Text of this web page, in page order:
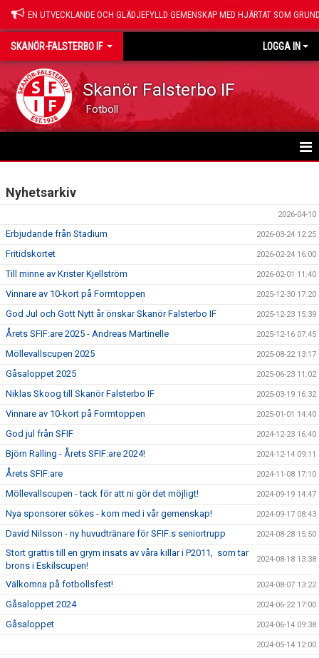
EN UTVECKLANDE OCH GLÄDJEFYLLD GEMENSKAP MED HJÄRTAT SOM
SKANÖR-FALSTERBO IF LOGGA IN
Skanör Falsterbo IF
Fotboll
OM SFIF
VÅRA SAMARBETSPARTNERS
SPONSRING
MÖLLEBLADET
SFIF PROFILER & MINNEN
BILDGALLERI
HITTA HIT
PROFILPRODUKTER
BLI STÖDMEDLEM
MEDLEMSERBJUDANDEN
TRÄNINGSTIPS
Nyhetsarkiv
2026-04-10
Erbjudande från Stadium 2026-03-24 12:25
Fritidskortet 2026-02-24 16:00
Till minne av Krister Kjellström 2026-02-01 11:40
Vinnare av 10-kort på Formtoppen 2025-12-30 17:20
God Jul och Gott Nytt år önskar Skanör Falsterbo IF 2025-12-23 15:39
Årets SFIF:are 2025 - Andreas Martinelle 2025-12-16 07:45
Möllevallscupen 2025 2025-08-22 13:17
Gåsaloppet 2025 2025-06-23 11:02
Niklas Skoog till Skanör Falsterbo IF 2025-03-19 16:32
Vinnare av 10-kort på Formtoppen 2025-01-01 14:40
God jul från SFIF 2024-12-23 16:40
Björn Ralling - Årets SFIF:are 2024! 2024-12-14 09:11
Årets SFIF:are 2024-11-08 17:10
Möllevallscupen - tack för att ni gör det möjligt! 2024-09-19 14:47
Nya sponsorer sökes - kom med i vår gemenskap! 2024-09-17 08:43
David Nilsson - ny huvudtränare för SFIF:s seniortrupp 2024-08-28 15:50
Stort grattis till en grym insats av våra killar i P2011, som tar
brons i Eskilscupen!
2024-08-18 13:38
Välkomna på fotbollsfest! 2024-08-07 13:22
Gåsaloppet 2024 2024-06-22 17:00
Gåsaloppet 2024-06-14 09:38
2024-05-14 12:00